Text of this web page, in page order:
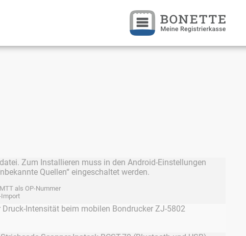
Zum Installieren muss in den Android-Einstellungen
Quellen“ eingeschaltet werden.
als OP-Nummer
Import
Intensität beim mobilen Bondrucker ZJ-5802